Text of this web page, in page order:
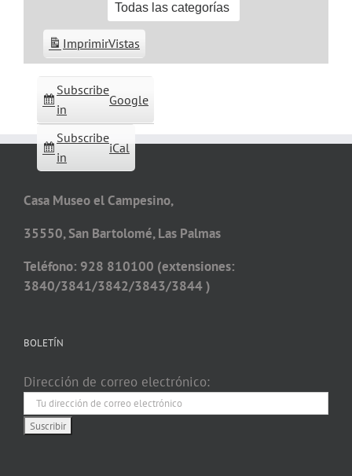
Todas las categorías
Subscribe
in
Google
Subscribe
in
iCal
ImprimirVistas
Casa Museo el Campesino,
35550, San Bartolomé, Las Palmas
Teléfono: 928 810100 (extensiones:
3840/3841/3842/3843/3844 )
BOLETÍN
Dirección de correo electrónico: